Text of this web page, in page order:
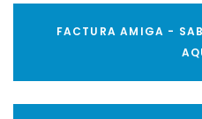
FACTURA AMIGA -